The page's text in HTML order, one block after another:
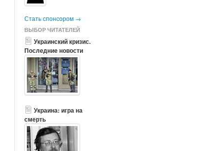
Стать спонсором →
ВЫБОР ЧИТАТЕЛЕЙ
Украинский кризис.
Последние новости
Украина: игра на
смерть